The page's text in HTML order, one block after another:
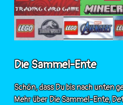
Die Sammel-Ente
Schön, dass Du bis nach unten
Mehr über Die Sammel-Ente,